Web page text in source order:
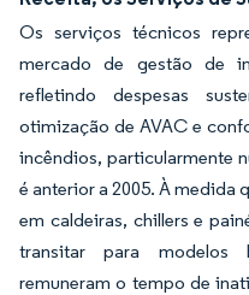
Os serviços técnicos
mercado de gestão de
refletindo despesas
otimização de AVAC e
incêndios, particularmente
é anterior a 2005. À medida
em caldeiras, chillers e
transitar para modelos
remuneram o tempo de